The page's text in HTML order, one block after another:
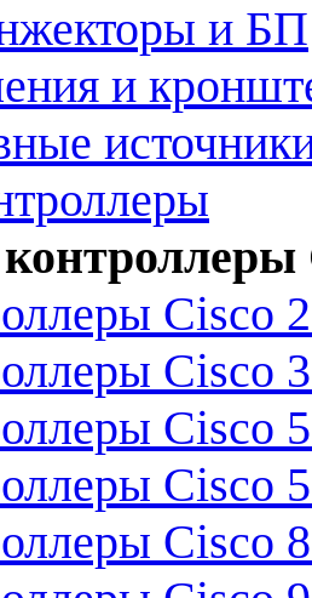
и БП
и
Cisco
Cisco
Cisco
Cisco
Cisco